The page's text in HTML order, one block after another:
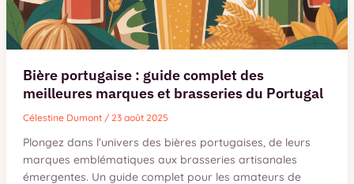
Bière portugaise : guide complet des
meilleures marques et brasseries du Portugal
Célestine Dumont / 23 août 2025
Plongez dans l’univers des bières portugaises, de leurs
marques emblématiques aux brasseries artisanales
émergentes. Un guide complet pour les amateurs de